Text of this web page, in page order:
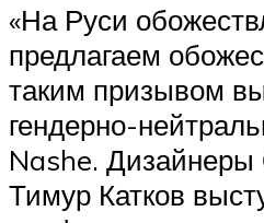
«На Руси
предлагаем
таким призывом
гендерно-­
Nashe.
Тимур Катков